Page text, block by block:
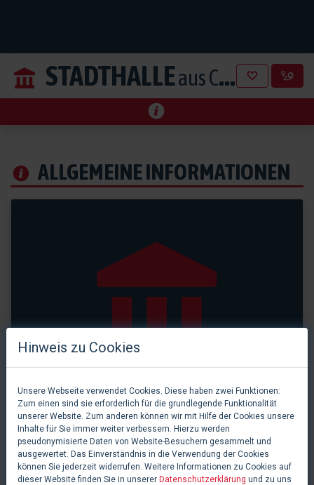
STADTHALLEaus Cham
ALLGEMEINE INFORMATIONEN
Hinweis zu Cookies
Unsere Webseite verwendet Cookies. Diese haben zwei Funktionen:
Zum einen sind sie erforderlich für die grundlegende Funktionalität
unserer Website. Zum anderen können wir mit Hilfe der Cookies unsere
Inhalte für Sie immer weiter verbessern. Hierzu werden
pseudonymisierte Daten von Website-Besuchern gesammelt und
ausgewertet. Das Einverständnis in die Verwendung der Cookies
können Sie jederzeit widerrufen. Weitere Informationen zu Cookies auf
dieser Website finden Sie in unserer Datenschutzerklärung und zu uns